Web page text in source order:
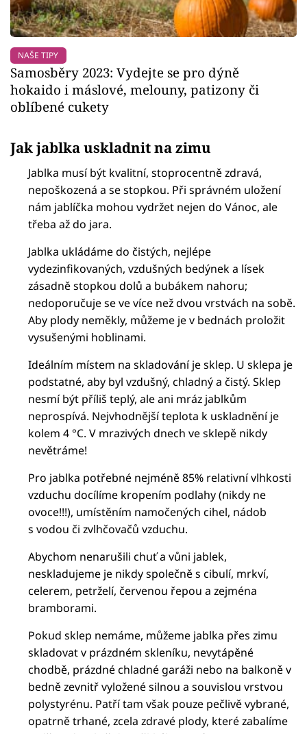
NAŠE TIPY
Samosběry 2023: Vydejte se pro dýně
hokaido i máslové, melouny, patizony či
oblíbené cukety
Jak jablka uskladnit na zimu
Jablka musí být kvalitní, stoprocentně zdravá,
nepoškozená a se stopkou. Při správném uložení
nám jablíčka mohou vydržet nejen do Vánoc, ale
třeba až do jara.
Jablka ukládáme do čistých, nejlépe
vydezinfikovaných, vzdušných bedýnek a lísek
zásadně stopkou dolů a bubákem nahoru;
nedoporučuje se ve více než dvou vrstvách na sobě.
Aby plody neměkly, můžeme je v bednách proložit
vysušenými hoblinami.
Ideálním místem na skladování je sklep. U sklepa je
podstatné, aby byl vzdušný, chladný a čistý. Sklep
nesmí být příliš teplý, ale ani mráz jablkům
neprospívá. Nejvhodnější teplota k uskladnění je
kolem 4 °C. V mrazivých dnech ve sklepě nikdy
nevětráme!
Pro jablka potřebné nejméně 85% relativní vlhkosti
vzduchu docílíme kropením podlahy (nikdy ne
ovoce!!!), umístěním namočených cihel, nádob
s vodou či zvlhčovačů vzduchu.
Abychom nenarušili chuť a vůni jablek,
neskladujeme je nikdy společně s cibulí, mrkví,
celerem, petrželí, červenou řepou a zejména
bramborami.
Pokud sklep nemáme, můžeme jablka přes zimu
skladovat v prázdném skleníku, nevytápěné
chodbě, prázdné chladné garáži nebo na balkoně v
bedně zevnitř vyložené silnou a souvislou vrstvou
polystyrénu. Patří tam však pouze pečlivě vybrané,
opatrně trhané, zcela zdravé plody, které zabalíme